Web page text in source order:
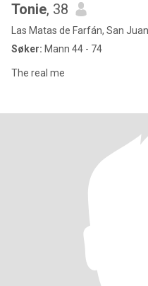
Tonie, 38
Las Matas de Farfán, San
Søker: Mann 44 - 74
The real me